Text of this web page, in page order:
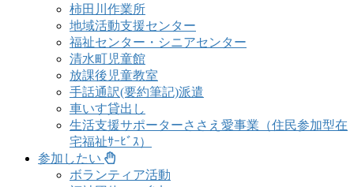
柿田川作業所
地域活動支援センター
福祉センター・シニアセンター
清水町児童館
放課後児童教室
手話通訳(要約筆記)派遣
車いす貸出し
生活支援サポーターささえ愛事業（住民参加型在
宅福祉ｻｰﾋﾞｽ）
参加したい
ボランティア活動